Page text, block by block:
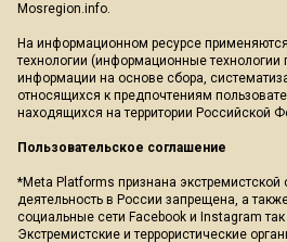
Mosregion.info.
На информационном ресурсе
технологии (информационные технологии
информации на основе сбора,
относящихся к предпочтениям
находящихся на территории Российской
Пользовательское соглашение
*Meta Platforms признана экстремистской
деятельность в России запрещена, а
социальные сети Facebook и Instagram
Экстремистские и террористические